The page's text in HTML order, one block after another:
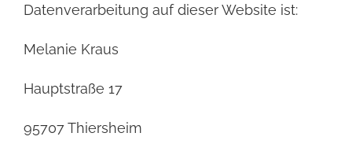
Datenverarbeitung auf dieser Website ist:
Melanie Kraus
Hauptstraße 17
95707 Thiersheim